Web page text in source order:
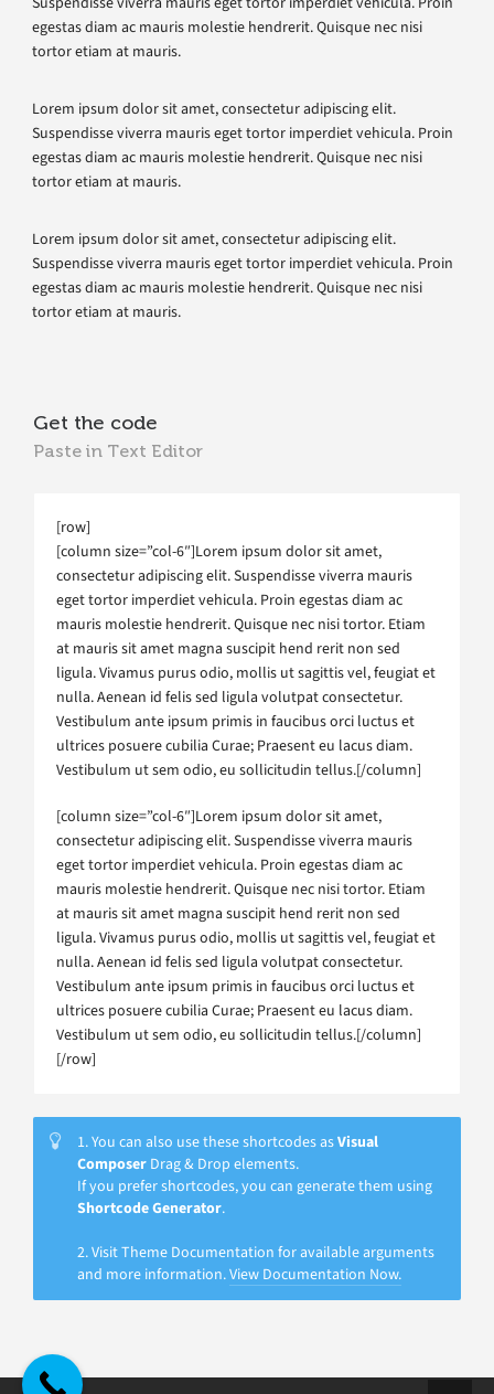
egestas diam ac mauris molestie hendrerit. Quisque nec nisi
tortor etiam at mauris.
Lorem ipsum dolor sit amet, consectetur adipiscing elit.
Suspendisse viverra mauris eget tortor imperdiet vehicula. Proin
egestas diam ac mauris molestie hendrerit. Quisque nec nisi
tortor etiam at mauris.
Lorem ipsum dolor sit amet, consectetur adipiscing elit.
Suspendisse viverra mauris eget tortor imperdiet vehicula. Proin
egestas diam ac mauris molestie hendrerit. Quisque nec nisi
tortor etiam at mauris.
Get the code
Paste in Text Editor
[row]
[column size=”col-6″]Lorem ipsum dolor sit amet,
consectetur adipiscing elit. Suspendisse viverra mauris
eget tortor imperdiet vehicula. Proin egestas diam ac
mauris molestie hendrerit. Quisque nec nisi tortor. Etiam
at mauris sit amet magna suscipit hend rerit non sed
ligula. Vivamus purus odio, mollis ut sagittis vel, feugiat et
nulla. Aenean id felis sed ligula volutpat consectetur.
Vestibulum ante ipsum primis in faucibus orci luctus et
ultrices posuere cubilia Curae; Praesent eu lacus diam.
Vestibulum ut sem odio, eu sollicitudin tellus.[/column]
[column size=”col-6″]Lorem ipsum dolor sit amet,
consectetur adipiscing elit. Suspendisse viverra mauris
eget tortor imperdiet vehicula. Proin egestas diam ac
mauris molestie hendrerit. Quisque nec nisi tortor. Etiam
at mauris sit amet magna suscipit hend rerit non sed
ligula. Vivamus purus odio, mollis ut sagittis vel, feugiat et
nulla. Aenean id felis sed ligula volutpat consectetur.
Vestibulum ante ipsum primis in faucibus orci luctus et
ultrices posuere cubilia Curae; Praesent eu lacus diam.
Vestibulum ut sem odio, eu sollicitudin tellus.[/column]
[/row]
1. You can also use these shortcodes asVisual
Composer Drag & Drop elements.
If you prefer shortcodes, you can generate them using
Shortcode Generator.
2. Visit Theme Documentation for available arguments
and more information.View Documentation Now.